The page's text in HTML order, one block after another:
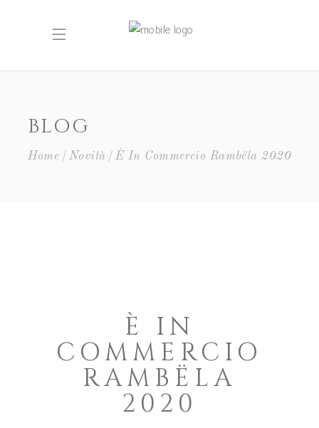
BLOG
Home Novità È In Commercio Rambëla 2020
È IN
COMMERCIO
RAMBËLA
2020